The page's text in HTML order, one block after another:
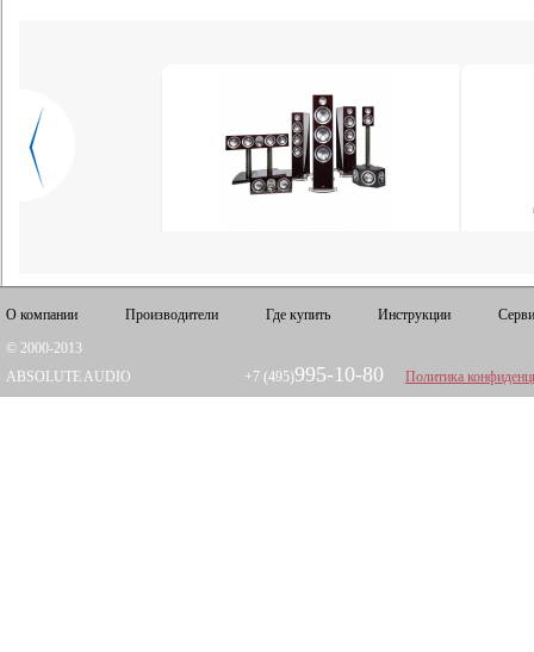
О компании Производители Где купить Инструкции
© 2000-2013
ABSOLUTE AUDIO
+7 (495)995-10-80 Политика